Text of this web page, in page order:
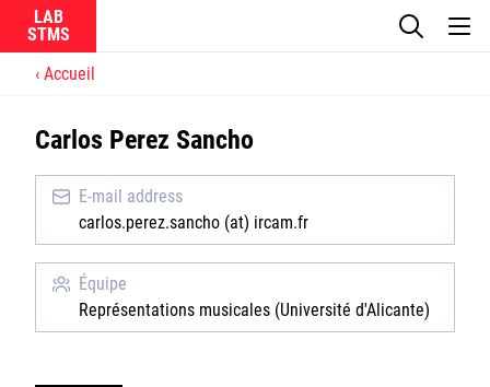
LAB
La recherche
Actualités
Équipes
Accueil
Carlos Perez Sancho
E-mail address
carlos.perez.sancho (at) ircam.fr
Équipe
Représentations musicales (Université d'Alicante)